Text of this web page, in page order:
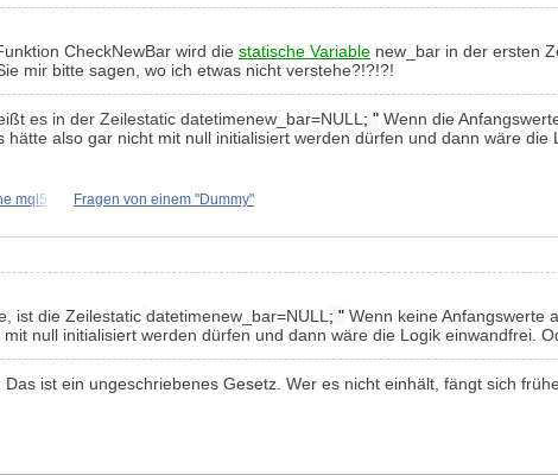
CheckNewBar wird die statische Variable new_bar in der ersten
mir bitte sagen, wo ich etwas nicht verstehe?!?!?!
es in der Zeilestatic datetimenew_bar=NULL; " Wenn die
hätte also gar nicht mit null initialisiert werden dürfen und dann wäre
mql5, Fragen von einem "Dummy"
ist die Zeilestatic datetimenew_bar=NULL; " Wenn keine Anfangswerte
null initialisiert werden dürfen und dann wäre die Logik einwandfrei.
ist ein ungeschriebenes Gesetz. Wer es nicht einhält, fängt sich